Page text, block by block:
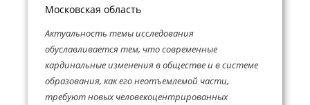
Московская область
Актуальность темы исследования
обуславливается тем, что современные
кардинальные изменения в обществе и в системе
образования, как его неотъемлемой части,
требуют новых человекоцентрированных